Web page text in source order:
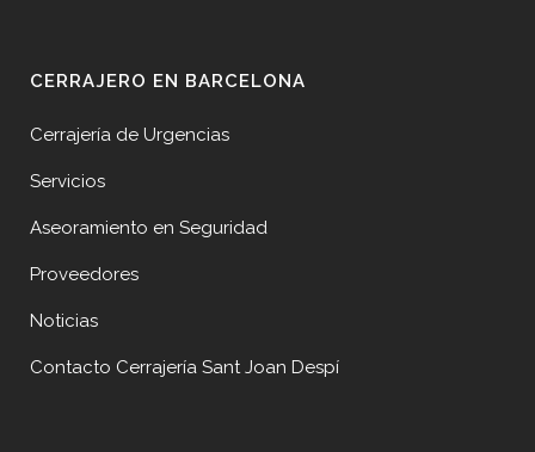
CERRAJERO EN BARCELONA
Cerrajería de Urgencias
Servicios
Aseoramiento en Seguridad
Proveedores
Noticias
Contacto Cerrajería Sant Joan Despí